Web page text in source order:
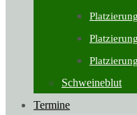
Schweineblut
Termine